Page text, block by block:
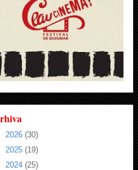
2026 (30)
2025 (19)
2024 (25)